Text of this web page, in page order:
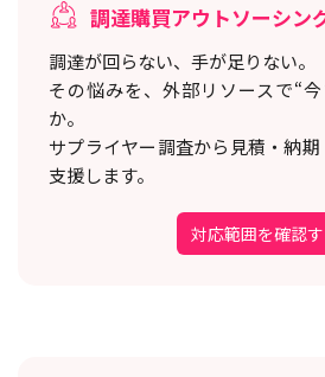
調達購買アウトソーシン
調達が回らない、手が足りない。
その悩みを、外部リソースで“
か。
サプライヤー調査から見積・納
支援します。
対応範囲を確認